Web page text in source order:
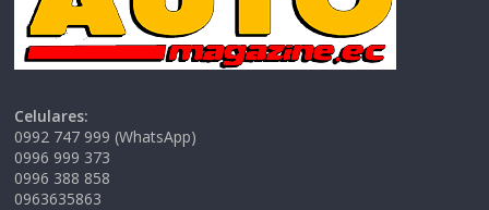
Celulares:
0992 747 999 (WhatsApp)
0996 999 373
0996 388 858
0963635863